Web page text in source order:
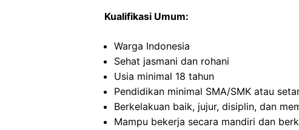
Kualifikasi Umum:
Warga Indonesia
Sehat jasmani dan rohani
Usia minimal 18 tahun
Pendidikan minimal SMA/SMK atau
Berkelakuan baik, jujur, disiplin, dan
Mampu bekerja secara mandiri dan